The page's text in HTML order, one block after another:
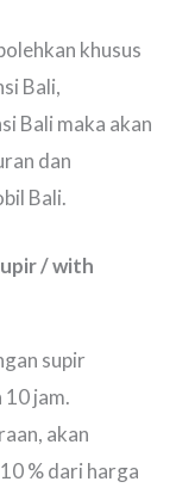
khusus
Bali,
Bali maka akan
dan
Bali.
/ with
supir
10 jam.
akan
% dari harga